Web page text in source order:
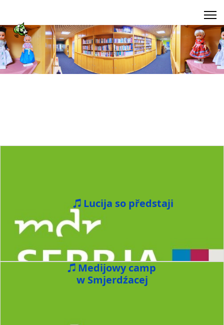
Lucija so předstaji
Medijowy camp
w Smjerdźacej